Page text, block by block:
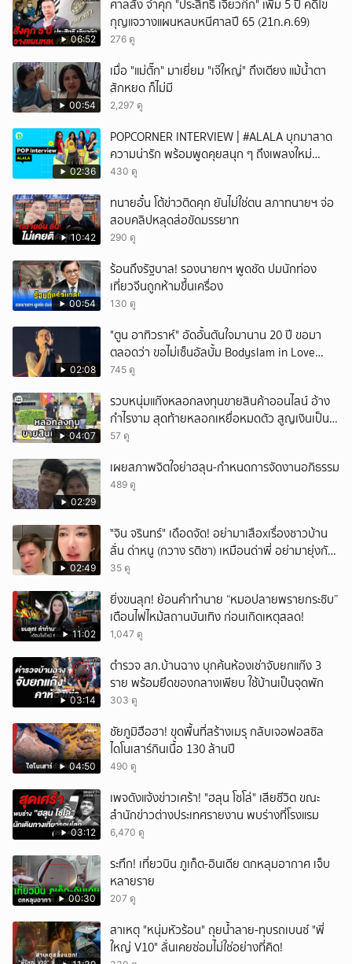
06:52
ศาลสั่ง จำคุก "ประสิทธิ์ เจียวก๊ก" เพิ่ม 5 ปี คดีไข
กุญแจวางแผนหลบหนีศาลปี 65 (21ก.ค.69)
276 ดู
00:54
เมื่อ "แม่ตั๊ก" มาเยี่ยม "เจ๊ใหญ่" ถึงเตียง แม้น้ำตา
สักหยด ก็ไม่มี
2,297 ดู
02:36
POPCORNER INTERVIEW | #ALALA บุกมาสาด
ความน่ารัก พร้อมพูดคุยสนุก ๆ ถึงเพลงใหม่
'ON&OFF'
430 ดู
10:42
ทนายอั๋น โต้ข่าวติดคุก ยันไม่ใช่ตน สภาทนายฯ จ่อ
สอบคลิปหลุดส่อขัดมรรยาท
290 ดู
00:54
ร้อนถึงรัฐบาล! รองนายกฯ พูดชัด ปมนักท่อง
เที่ยวจีนถูกห้ามขึ้นเครื่อง
130 ดู
02:08
"ตูน อาทิวราห์" อัดอั้นตันใจมานาน 20 ปี ขอมา
ตลอดว่า ขอไม่เซ็นอัลบั้ม Bodyslam in Love
Vol.1-2 ที่เป็นปกผู้ชายยิ้มแฉ่งสองคน พร้อมเผย
บอกอะไรทางเจ้าตัวเลย
745 ดู
04:07
รวบหนุ่มแก๊งหลอกลงทุนขายสินค้าออนไลน์ อ้าง
กำไรงาม สุดท้ายหลอกเหยื่อหมดตัว สูญเงินเป็น
แสนบาท ยังให้การปฏิเสธ
57 ดู
02:29
เผยสภาพจิตใจย่าฮลุน-กำหนดการจัดงานอภิธรรม
489 ดู
02:49
ั่"จิน จรินทร์" เดือดจัด! อย่ามาเสือxเรื่องชาวบ้าน
ลั่น ด่าหนู (กวาง รติชา) เหมือนด่าพี่ อย่ามายุ่งกับ
คนของผม จบ!!!
35 ดู
11:02
ยิ่งขนลุก! ย้อนคำทำนาย “หมอปลายพรายกระซิบ”
เตือนไฟไหม้สถานบันเทิง ก่อนเกิดเหตุสลด!
1,047 ดู
03:14
ตำรวจ สภ.บ้านฉาง บุกค้นห้องเช่าจับยกแก๊ง 3
ราย พร้อมยึดของกลางเพียบ ใช้บ้านเป็นจุดพัก
303 ดู
04:50
ชัยภูมิฮือฮา! ขุดพื้นที่สร้างเมรุ กลับเจอฟอสซิล
ไดโนเสาร์กินเนื้อ 130 ล้านปี
490 ดู
03:12
เพจดังแจ้งข่าวเศร้า! "ฮลุน โซโล่" เสียชีวิต ขณะ
สำนักข่าวต่างประเทศรายงาน พบร่างที่โรงแรม
6,470 ดู
00:30
ระทึก! เที่ยวบิน ภูเก็ต-อินเดีย ตกหลุมอากาศ เจ็บ
หลายราย
207 ดู
สาเหตุ "หนุ่มหัวร้อน" ถุยน้ำลาย-ทุบรถเบนซ์ "พี่
ใหญ่ V10" ลั่นเคยซ่อมไม่ใช่อย่างที่คิด!